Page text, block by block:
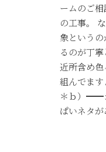
ームのご
の工事。
象という
るのが丁
近所含め
組んでま
＊ｂ）━━
ぱいネタ